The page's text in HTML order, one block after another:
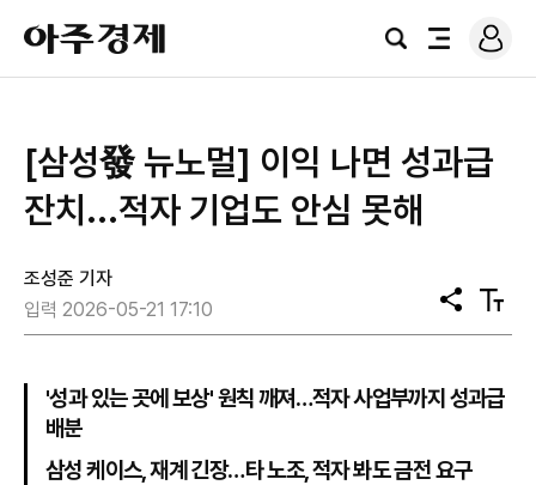
아
주
경
검
전
로
그
[삼성發 뉴노멀] 이익 나면 성과급
잔치...적자 기업도 안심 못해
조성준 기자
입력 2026-05-21 17:10
공
유
텍
스
기
'성과 있는 곳에 보상' 원칙 깨져…적자 사업부까지 성과급
배분
삼성 케이스, 재계 긴장…타 노조, 적자 봐도 금전 요구